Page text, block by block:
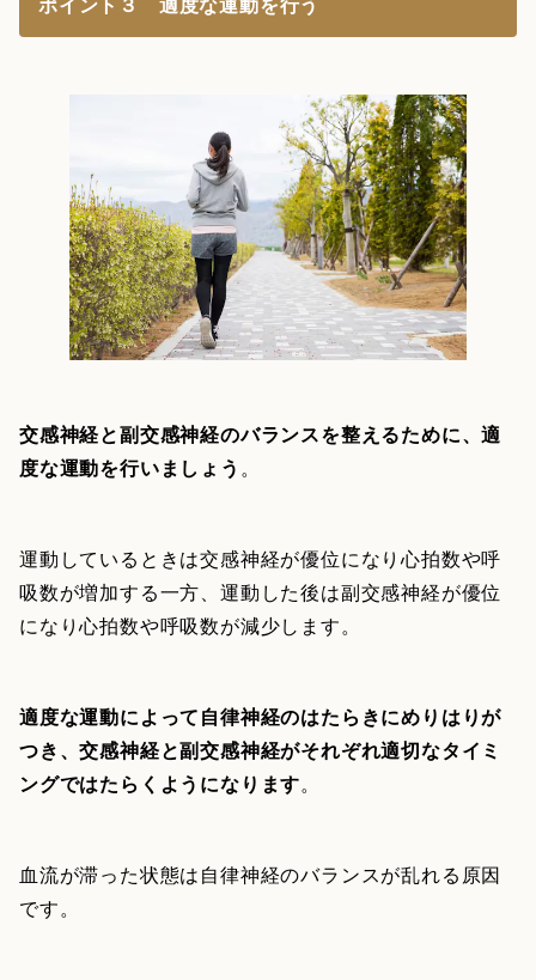
交感神経と副交感神経のバランスを整えるために、適
度な運動を行いましょう 。
運動しているときは交感神経が優位になり心拍数や呼
吸数が増加する一方、運動した後は副交感神経が優位
になり心拍数や呼吸数が減少します。
適度な運動によって自律神経のはたらきにめりはりが
つき、交感神経と副交感神経がそれぞれ適切なタイミ
ングではたらくようになります。
血流が滞った状態は自律神経のバランスが乱れる原因
です。